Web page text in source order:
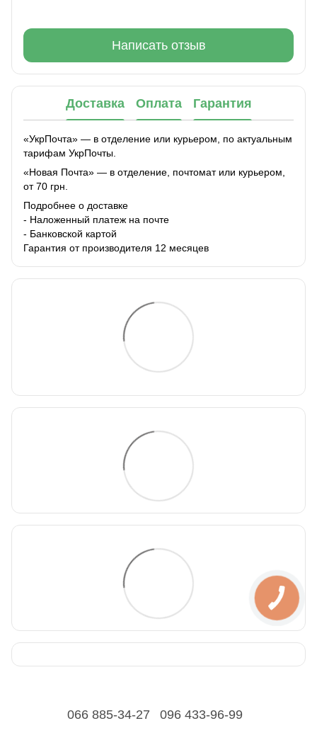
Написать отзыв
Доставка Оплата Гарантия
«УкрПочта» — в отделение или курьером, по актуальным
тарифам УкрПочты.
«Новая Почта» — в отделение, почтомат или курьером,
от 70 грн.
Подробнее о доставке
- Наложенный платеж на почте
- Банковской картой
Гарантия от производителя 12 месяцев
066 885-34-27 096 433-96-99